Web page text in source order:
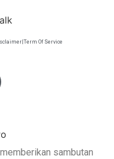
Term Of Service
sambutan